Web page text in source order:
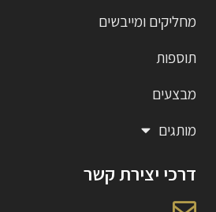
מחליקים ומייבשים
תוספות
מבצעים
מותגים
דרכי יצירת קשר